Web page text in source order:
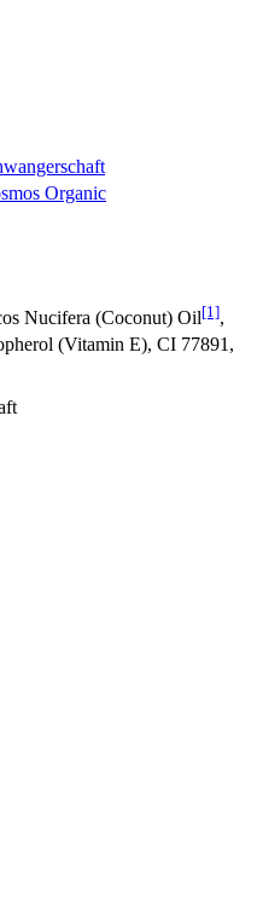
Organic
Nucifera (Coconut) Oil[1],
(Vitamin E), CI 77891,